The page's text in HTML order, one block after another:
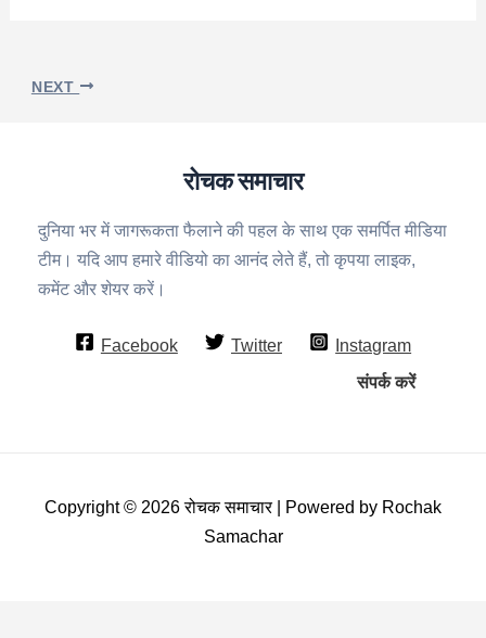
NEXT
रोचक समाचार
दुनिया भर में जागरूकता फैलाने की पहल के साथ एक समर्पित मीडिया
टीम। यदि आप हमारे वीडियो का आनंद लेते हैं, तो कृपया लाइक,
कमेंट और शेयर करें।
Facebook Twitter
Instagram
संपर्क करें
Copyright © 2026 रोचक समाचार | Powered by Rochak
Samachar